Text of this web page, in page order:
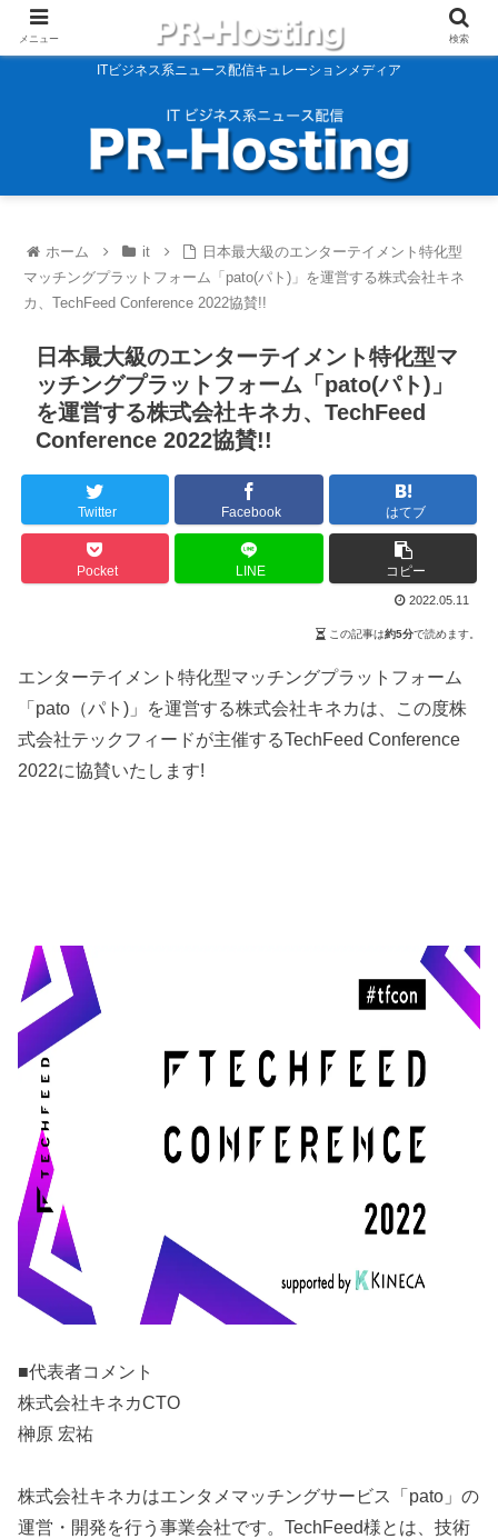
ITビジネス系ニュース配信キュレーションメディア
ホーム it
日本最大級のエンターテイメント特化型
マッチングプラットフォーム「pato(パト)」を運営する株式会社キネ
カ、TechFeed Conference 2022協賛!!
日本最大級のエンターテイメント特化型マ
ッチングプラットフォーム「pato(パト)」
を運営する株式会社キネカ、TechFeed
Conference 2022協賛!!
Twitter Facebook はてブ
Pocket LINE コピー
2022.05.11
この記事は約5分で読めます。
エンターテイメント特化型マッチングプラットフォーム
「pato（パト)」を運営する株式会社キネカは、この度株
式会社テックフィードが主催するTechFeed Conference
2022に協賛いたします!
■代表者コメント
株式会社キネカCTO
榊原 宏祐
株式会社キネカはエンタメマッチングサービス「pato」の
運営・開発を行う事業会社です。TechFeed様とは、技術
メニュー 検索